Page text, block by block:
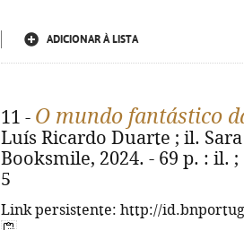
ADICIONAR À LISTA
11 - O mundo fantástico
Luís Ricardo Duarte ; il. Sara
Booksmile, 2024. - 69 p. : il. ;
5
Link persistente: http://